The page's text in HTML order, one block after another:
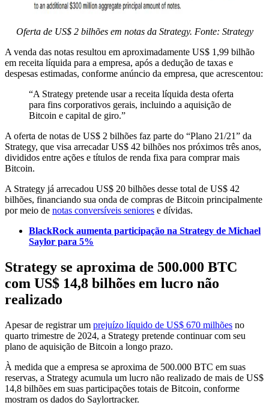
Oferta de US$ 2 bilhões em notas da Strategy. Fonte: Strategy
A venda das notas resultou em aproximadamente US$ 1,99 bilhão
em receita líquida para a empresa, após a dedução de taxas e
despesas estimadas, conforme anúncio da empresa, que acrescentou:
“A Strategy pretende usar a receita líquida desta oferta
para fins corporativos gerais, incluindo a aquisição de
Bitcoin e capital de giro.”
A oferta de notas de US$ 2 bilhões faz parte do “Plano 21/21” da
Strategy, que visa arrecadar US$ 42 bilhões nos próximos três anos,
divididos entre ações e títulos de renda fixa para comprar mais
Bitcoin.
A Strategy já arrecadou US$ 20 bilhões desse total de US$ 42
bilhões, financiando sua onda de compras de Bitcoin principalmente
por meio de notas conversíveis seniores e dívidas.
BlackRock aumenta participação na Strategy de Michael
Saylor para 5%
Strategy se aproxima de 500.000 BTC
com US$ 14,8 bilhões em lucro não
realizado
Apesar de registrar um prejuízo líquido de US$ 670 milhões no
quarto trimestre de 2024, a Strategy pretende continuar com seu
plano de aquisição de Bitcoin a longo prazo.
À medida que a empresa se aproxima de 500.000 BTC em suas
reservas, a Strategy acumula um lucro não realizado de mais de US$
14,8 bilhões em suas participações totais de Bitcoin, conforme
mostram os dados do Saylortracker.